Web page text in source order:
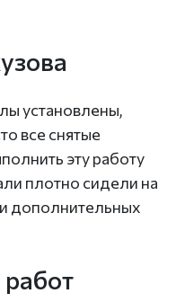
установлены,
все снятые
эту работу
плотно сидели на
дополнительных